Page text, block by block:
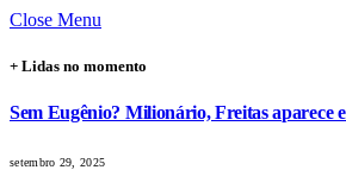
Close Menu
+ Lidas no momento
Sem Eugênio? Milionário, Freitas aparece
setembro 29, 2025